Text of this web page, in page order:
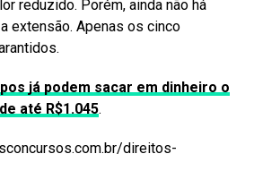
reduzido. Porém, ainda não há
extensão. Apenas os cinco
já podem sacar em dinheiro o
até R$1.045.
direitos-